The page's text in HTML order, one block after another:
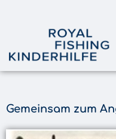
Gemeinsam zum